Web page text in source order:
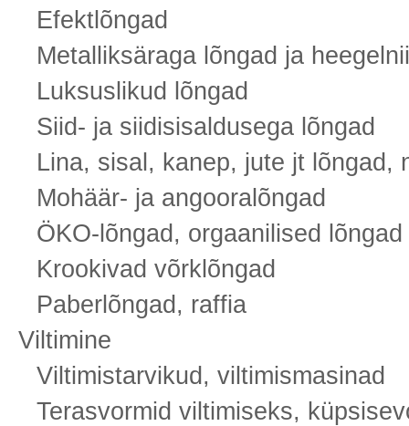
Efektlõngad
Metalliksäraga lõngad ja
Luksuslikud lõngad
Siid- ja siidisisaldusega lõngad
Lina, sisal, kanep, jute jt lõngad,
Mohäär- ja angooralõngad
ÖKO-lõngad, orgaanilised lõngad
Krookivad võrklõngad
Paberlõngad, raffia
Viltimine
Viltimistarvikud, viltimismasinad
Terasvormid viltimiseks,